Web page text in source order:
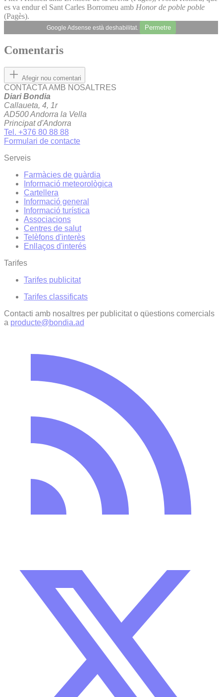
es va endur el Sant Carles Borromeu amb Honor de poble poble
(Pagès).
Google Adsense està deshabilitat. Permetre
Comentaris
Afegir nou comentari
CONTACTA AMB NOSALTRES
Diari Bondia
Callaueta, 4, 1r
AD500 Andorra la Vella
Principat d'Andorra
Tel. +376 80 88 88
Formulari de contacte
Serveis
Farmàcies de guàrdia
Informació meteorològica
Cartellera
Informació general
Informació turística
Associacions
Centres de salut
Telèfons d'interès
Enllaços d'interés
Tarifes
Tarifes publicitat
Tarifes classificats
Contacti amb nosaltres per publicitat o qüestions comercials
a producte@bondia.ad